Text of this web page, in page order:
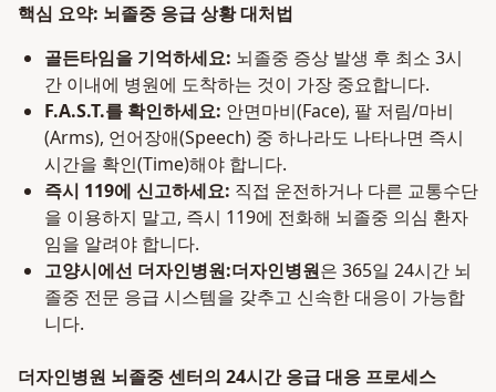
핵심 요약: 뇌졸중 응급 상황 대처법
골든타임을 기억하세요: 뇌졸중 증상 발생 후 최소 3시
간 이내에 병원에 도착하는 것이 가장 중요합니다.
F.A.S.T.를 확인하세요: 안면마비(Face), 팔 저림/마비
(Arms), 언어장애(Speech) 중 하나라도 나타나면 즉시
시간을 확인(Time)해야 합니다.
즉시 119에 신고하세요: 직접 운전하거나 다른 교통수단
을 이용하지 말고, 즉시 119에 전화해 뇌졸중 의심 환자
임을 알려야 합니다.
고양시에선 더자인병원:더자인병원은 365일 24시간 뇌
졸중 전문 응급 시스템을 갖추고 신속한 대응이 가능합
니다.
더자인병원 뇌졸중 센터의 24시간 응급 대응 프로세스